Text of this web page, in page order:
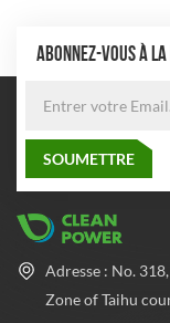
ABONNEZ-VOUS À
Adresse : No.
Zone of Taihu